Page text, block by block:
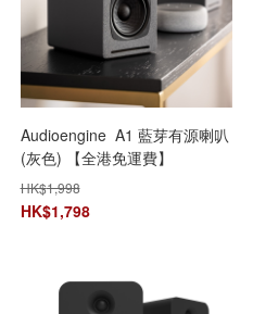
Audioengine A1 藍芽有源喇叭
(灰色) 【全港免運費】
HK$1,998
HK$1,798